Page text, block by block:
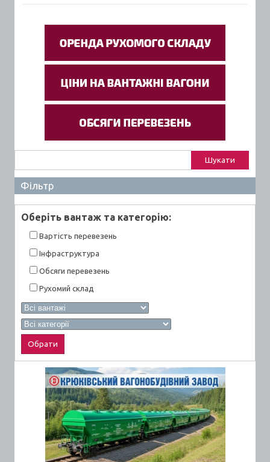
Фільтр
Оберiть вантаж та категорiю:
Вартiсть перевезень
Інфраструктура
Обсяги перевезень
Рухомий склад